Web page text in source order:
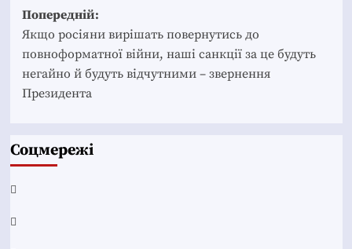
Post
navigation
Попередній:
Якщо росіяни вирішать повернутись до
повноформатної війни, наші санкції за це будуть
негайно й будуть відчутними – звернення
Президента
Соцмережі
Facebook
YouTube